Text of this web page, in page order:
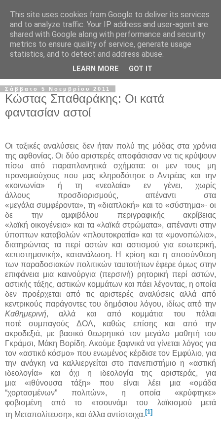
Σάββατο 5 Νοεμβρίου 2011
Κώστας Σπαθαράκης: Οι κατά
φαντασίαν αστοί
Οι ταξικές αναλύσεις δεν ήταν πολύ της μόδας στα χρόνια
της αφθονίας. Οι δύο αριστερές αποφάσισαν να τις κρύψουν
πίσω από παραπλανητικά σχήματα: οι μεν τους μη
προνομιούχους που μας κληροδότησε ο Αντρέας και την
«κοινωνία» ή τη «νεολαία» εν γένει, χωρίς
άλλους προσδιορισμούς, απέναντι στα
«μεγάλα συμφέροντα», τη «διαπλοκή» και το «σύστημα»· οι
δε την αμφιβόλου περιγραφικής ακρίβειας
«λαϊκή οικογένεια» και τα «λαϊκά στρώματα», απέναντι στην
ύποπτων καταβολών «πλουτοκρατία» και τα «μονοπώλια»,
διατηρώντας τα περί αστών και αστισμού για εσωτερική,
«επιστημονική», κατανάλωση. Η κρίση και η αποσύνθεση
των παραδοσιακών πολιτικών ταυτοτήτων έφερε όμως στην
επιφάνεια μια καινούργια (περσινή) ρητορική περί αστών,
αστικής τάξης, αστικών κομμάτων και πάει λέγοντας, η οποία
δεν προέρχεται από τις αριστερές αναλύσεις αλλά από
κεντρικούς παράγοντες του δημόσιου λόγου, ιδίως από την
Καθημερινή, αλλά και από κομμάτια του πάλαι
ποτέ συμπαγούς ΔΟΛ, καθώς επίσης και από την
ακροδεξιά, με βασικό θεωρητικό τον μεγάλο μαθητή του
Γκράμσι, Μάκη Βορίδη. Ακούμε ξαφνικά να γίνεται λόγος για
τον «αστικό κόσμο» που ενωμένος κέρδισε τον Εμφύλιο, για
την ανάγκη να καλλιεργείται στο πανεπιστήμιο η «αστική
ιδεολογία» και όχι η ιδεολογία της αριστεράς, για
μια «ιθύνουσα τάξη» που είναι λέει μια «ομάδα
“χορτασμένων” πολιτών», η οποία «κρύφτηκε»
φοβισμένη από το «τσουνάμι του λαϊκισμού μετά
τη Μεταπολίτευση», και άλλα αντίστοιχα.[1]
This site uses cookies from Google to deliver its services
and to analyze traffic. Your IP address and user-agent are
shared with Google along with performance and security
metrics to ensure quality of service, generate usage
statistics, and to detect and address abuse.
LEARN MORE GOT IT